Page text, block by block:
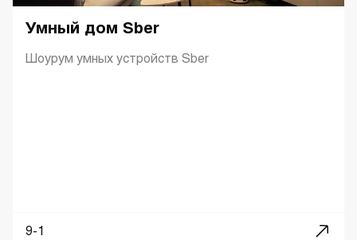
Умный дом Sber
Шоурум умных устройств Sber
9-1